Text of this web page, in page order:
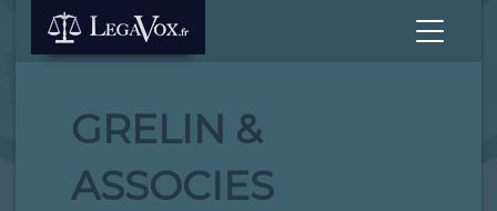
GRELIN &
ASSOCIES